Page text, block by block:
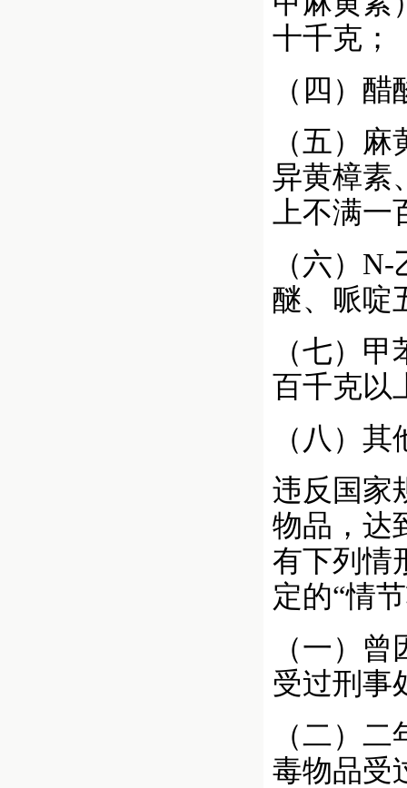
十千克；
（四）
（五）
异黄樟素
上不满
（六）
醚、哌啶
（七）
百千克以
（八）
违反国家
物品，达
有下列情
定的“情
（一）
受过刑事
（二）
毒物品受